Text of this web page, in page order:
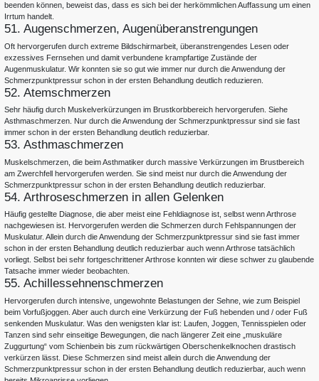
Wer in Hückeswagen den Namen Udo Kutscher hört, denkt meist an Motorräder. Doch
den Mann…
Hilfe gegen die Warnschmerzen
Udo Kutscher will mit neuartiger Therapie dauerhafte Schmerzen lindern…
weiter lesen
Presse Veröffentlichungen und Rundfunkbeiträge
Thema Schmerztherapie nach Liebscher & […]
weiter lesen
Kutscher gegen Schmerzen – rga.HEUTE
Wer in Hückeswagen den Namen Udo Kutscher hört, denkt meist an Motorräder. Doch
den Mann…
beenden können, beweist das, dass es sich bei der herkömmlichen Auffassung um einen
Irrtum handelt.
51. Augenschmerzen, Augenüberanstrengungen
Oft hervorgerufen durch extreme Bildschirmarbeit, überanstrengendes Lesen oder
exzessives Fernsehen und damit verbundene krampfartige Zustände der
Augenmuskulatur. Wir konnten sie so gut wie immer nur durch die Anwendung der
Schmerzpunktpressur schon in der ersten Behandlung deutlich reduzieren.
52. Atemschmerzen
Sehr häufig durch Muskelverkürzungen im Brustkorbbereich hervorgerufen. Siehe
Asthmaschmerzen. Nur durch die Anwendung der Schmerzpunktpressur sind sie fast
immer schon in der ersten Behandlung deutlich reduzierbar.
53. Asthmaschmerzen
Muskelschmerzen, die beim Asthmatiker durch massive Verkürzungen im Brustbereich
am Zwerchfell hervorgerufen werden. Sie sind meist nur durch die Anwendung der
Schmerzpunktpressur schon in der ersten Behandlung deutlich reduzierbar.
54. Arthroseschmerzen in allen Gelenken
Häufig gestellte Diagnose, die aber meist eine Fehldiagnose ist, selbst wenn Arthrose
nachgewiesen ist. Hervorgerufen werden die Schmerzen durch Fehlspannungen der
Muskulatur. Allein durch die Anwendung der Schmerzpunktpressur sind sie fast immer
schon in der ersten Behandlung deutlich reduzierbar auch wenn Arthrose tatsächlich
vorliegt. Selbst bei sehr fortgeschrittener Arthrose konnten wir diese schwer zu glaubende
Tatsache immer wieder beobachten.
55. Achillessehnenschmerzen
Hervorgerufen durch intensive, ungewohnte Belastungen der Sehne, wie zum Beispiel
beim Vorfußjoggen. Aber auch durch eine Verkürzung der Fuß hebenden und / oder Fuß
senkenden Muskulatur. Was den wenigsten klar ist: Laufen, Joggen, Tennisspielen oder
Tanzen sind sehr einseitige Bewegungen, die nach längerer Zeit eine „muskuläre
Zuggurtung“ vom Schienbein bis zum rückwärtigen Oberschenkelknochen drastisch
verkürzen lässt. Diese Schmerzen sind meist allein durch die Anwendung der
Schmerzpunktpressur schon in der ersten Behandlung deutlich reduzierbar, auch wenn